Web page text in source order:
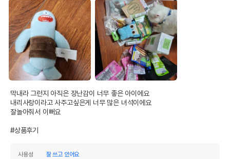
막내라 그런지 아직은 장난감이 너무 좋은 아이에요
내리사랑이라고 사주고싶은게 너무 많은 녀석이에요
잘놀아줘서 이뻐요
#상품후기
사용성
잘 쓰고 있어요